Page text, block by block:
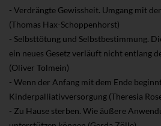
- Verdrängte Gewissheit. Umgang mit
(Thomas Hax-Schoppenhorst)
- Selbsttötung und Selbstbestimmung.
ein neues Gesetz verläuft nicht entlang
(Oliver Tolmein)
- Wenn der Anfang mit dem Ende
Kinderpalliativversorgung (Theresia
- Zu Hause sterben. Wie äußere